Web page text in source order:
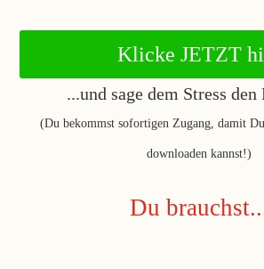
Klicke JETZT
...und sage dem Stress
(Du bekommst sofortigen Zugang, damit
downloaden kannst!)
Du